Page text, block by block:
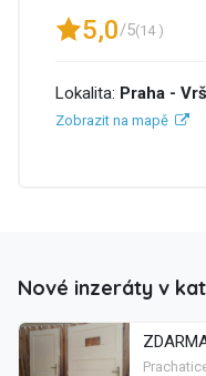
5,0/5(14 )
Lokalita: Praha -
Zobrazit na mapě
Nové inzeráty v